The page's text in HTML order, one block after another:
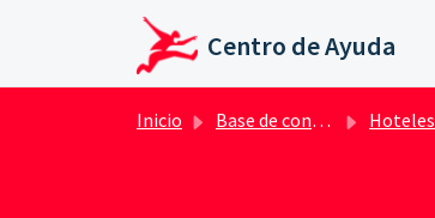
Saltar al contenido principal
Centro de Ayuda
Inicio Base de conocimientos Hoteles